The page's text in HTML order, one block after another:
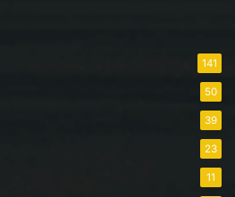
141
50
39
23
11